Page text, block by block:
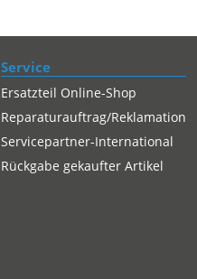
Service
Ersatzteil Online-Shop
Reparaturauftrag/Reklamation
Servicepartner-International
Rückgabe gekaufter Artikel